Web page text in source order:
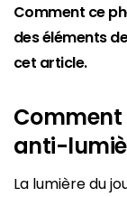
Comment ce
des éléments
cet article.
anti-
La lumière du